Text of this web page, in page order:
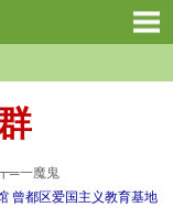
一魔鬼
曾都区爱国主义教育基地